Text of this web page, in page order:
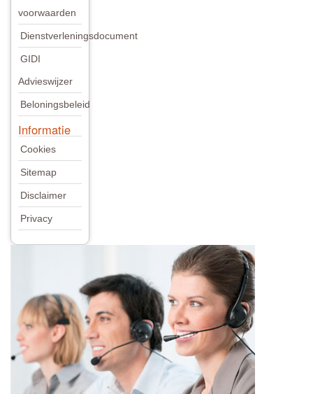
voorwaarden
Dienstverleningsdocument
GIDI
Advieswijzer
Beloningsbeleid
Informatie
Cookies
Sitemap
Disclaimer
Privacy